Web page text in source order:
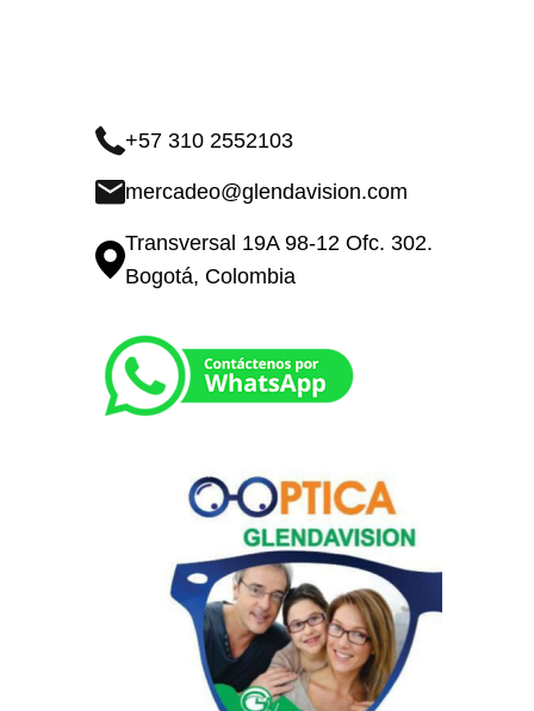
+57 310 2552103
mercadeo@glendavision.com
Transversal 19A 98-12 Ofc. 302.
Bogotá, Colombia